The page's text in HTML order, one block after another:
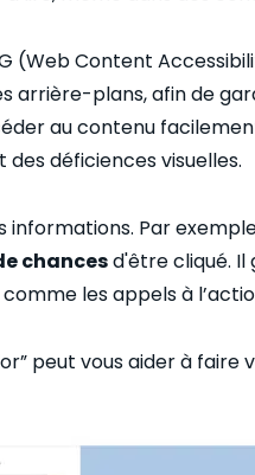
(Web Content
arrière-plans, afin de
au contenu
déficiences visuelles.
informations. Par
chancesd'être cliqué. Il
les appels à
peut vous aider à faire